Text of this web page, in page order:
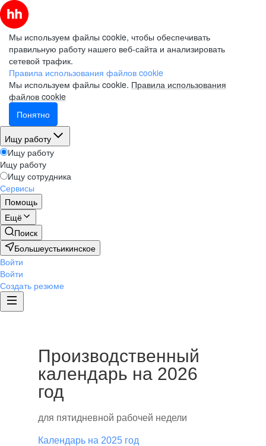
Мы используем файлы cookie, чтобы обеспечивать
правильную работу нашего веб-сайта и анализировать
сетевой трафик.
Правила использования файлов cookie
Мы используем файлы cookie. Правила использования
файлов cookie
Понятно
Ищу работу
Ищу работу
Ищу работу
Ищу сотрудника
Сервисы
Помощь
Ещё
Поиск
Большеустьикинское
Войти
Войти
Создать резюме
Производственный
календарь на 2026
год
для пятидневной рабочей недели
Календарь на 2025 год